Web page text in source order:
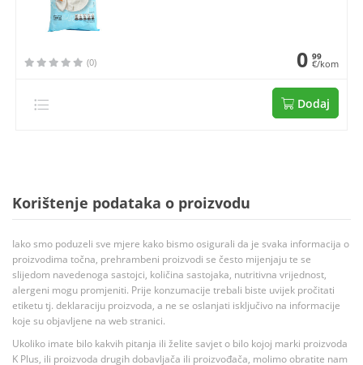
(0) 0 99
€/kom
Dodaj
Korištenje podataka o proizvodu
Iako smo poduzeli sve mjere kako bismo osigurali da je svaka informacija o
proizvodima točna, prehrambeni proizvodi se često mijenjaju te se
slijedom navedenoga sastojci, količina sastojaka, nutritivna vrijednost,
alergeni mogu promjeniti. Prije konzumacije trebali biste uvijek pročitati
etiketu tj. deklaraciju proizvoda, a ne se oslanjati isključivo na informacije
koje su objavljene na web stranici.
Ukoliko imate bilo kakvih pitanja ili želite savjet o bilo kojoj marki proizvoda
K Plus, ili proizvoda drugih dobavljača ili proizvođača, molimo obratite nam